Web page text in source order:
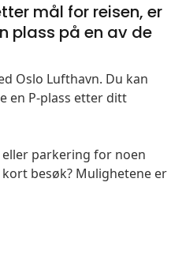
mål for reisen, er
plass på en av de
Oslo Lufthavn. Du kan
en P-plass etter ditt
parkering for noen
besøk? Mulighetene er